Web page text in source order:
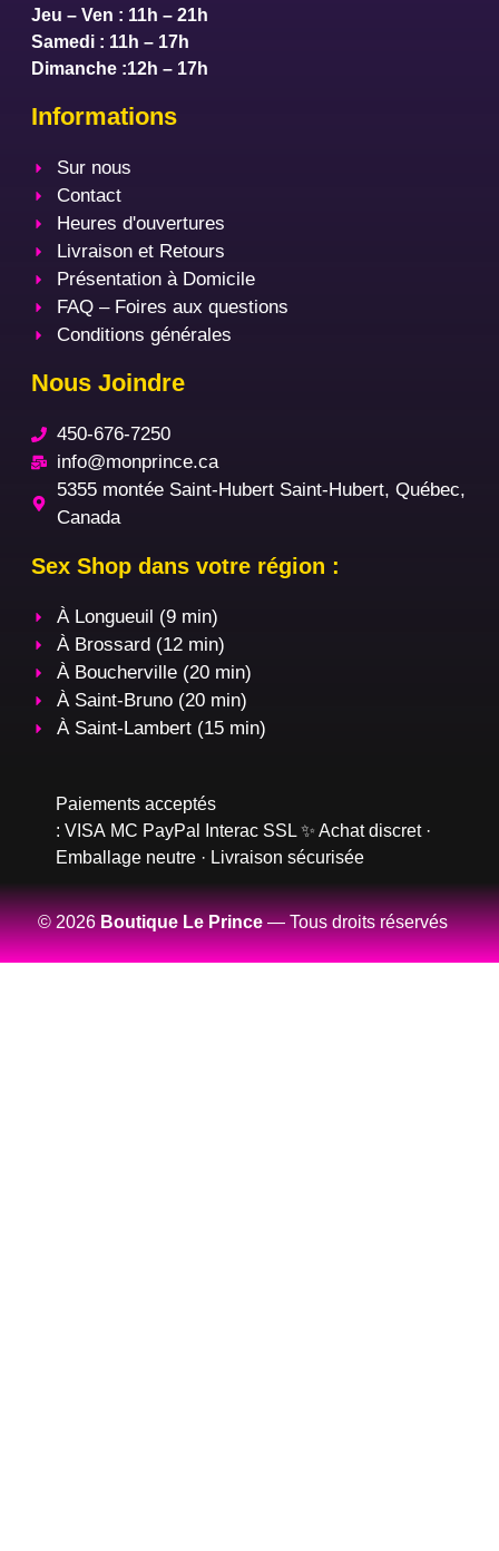
Jeu – Ven : 11h – 21h
Samedi : 11h – 17h
Dimanche :12h – 17h
Informations
Sur nous
Contact
Heures d'ouvertures
Livraison et Retours
Présentation à Domicile
FAQ – Foires aux questions
Conditions générales
Nous Joindre
450-676-7250
info@monprince.ca
5355 montée Saint-Hubert Saint-Hubert, Québec,
Canada
Sex Shop dans votre région :
À Longueuil (9 min)
À Brossard (12 min)
À Boucherville (20 min)
À Saint-Bruno (20 min)
À Saint-Lambert (15 min)
Paiements acceptés
: VISA MC PayPal Interac SSL ✨ Achat discret ·
Emballage neutre · Livraison sécurisée
© 2026Boutique Le Prince— Tous droits réservés